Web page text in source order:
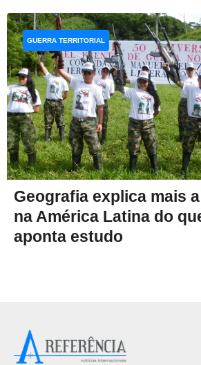
Geografia explica mais
na América Latina do
aponta estudo
GUERRA TERRITORIAL